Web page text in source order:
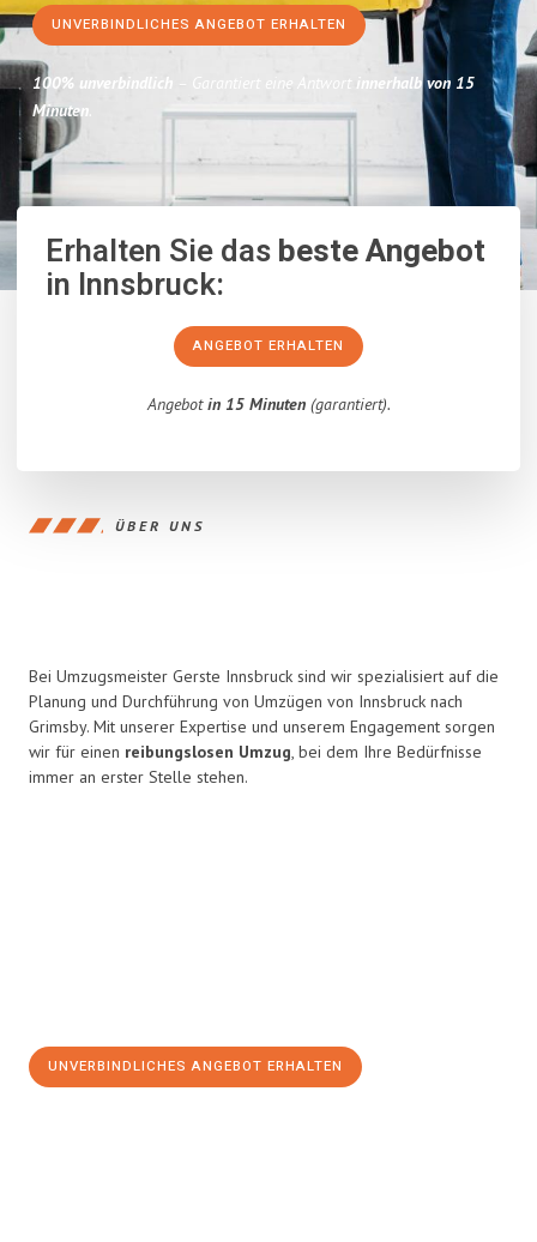
UNVERBINDLICHES ANGEBOT ERHALTEN
100% unverbindlich – Garantiert eine Antwort innerhalb von 15
Minuten.
Erhalten Sie dasbeste Angebot
in Innsbruck:
ANGEBOT ERHALTEN
Angebotin 15 Minuten(garantiert).
ÜBER UNS
Bei Umzugsmeister Gerste Innsbruck sind wir spezialisiert auf die
Planung und Durchführung von Umzügen von Innsbruck nach
Grimsby. Mit unserer Expertise und unserem Engagement sorgen
wir für einen reibungslosen Umzug, bei dem Ihre Bedürfnisse
immer an erster Stelle stehen.
UNVERBINDLICHES ANGEBOT ERHALTEN